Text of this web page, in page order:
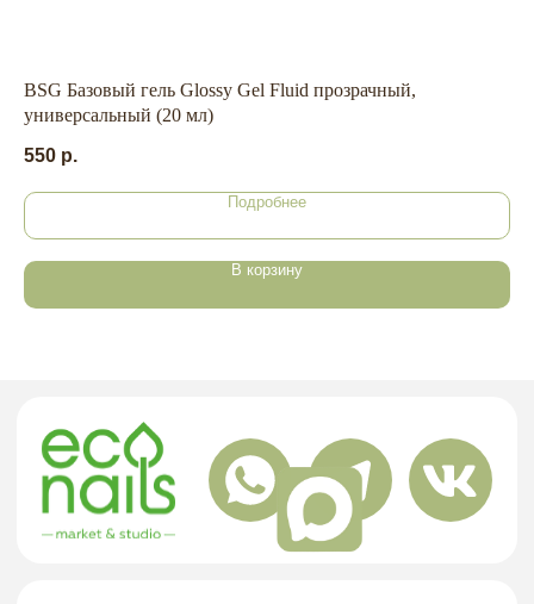
BSG Базовый гель Glossy Gel Fluid прозрачный,
универсальный (20 мл)
550 р.
Подробнее
В корзину
+7 909 800-50-10
ECONAIL@BK.RU
Г. ХАБАРОВСК, УЛ. КУБЯКА, 9, 1 ЭТАЖ
НАШ
АДРЕС
политика в отношении обработки